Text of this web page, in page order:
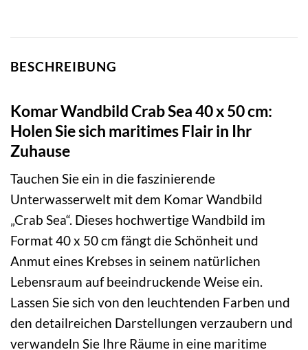
BESCHREIBUNG
Komar Wandbild Crab Sea 40 x 50 cm:
Holen Sie sich maritimes Flair in Ihr
Zuhause
Tauchen Sie ein in die faszinierende
Unterwasserwelt mit dem Komar Wandbild
„Crab Sea“. Dieses hochwertige Wandbild im
Format 40 x 50 cm fängt die Schönheit und
Anmut eines Krebses in seinem natürlichen
Lebensraum auf beeindruckende Weise ein.
Lassen Sie sich von den leuchtenden Farben und
den detailreichen Darstellungen verzaubern und
verwandeln Sie Ihre Räume in eine maritime